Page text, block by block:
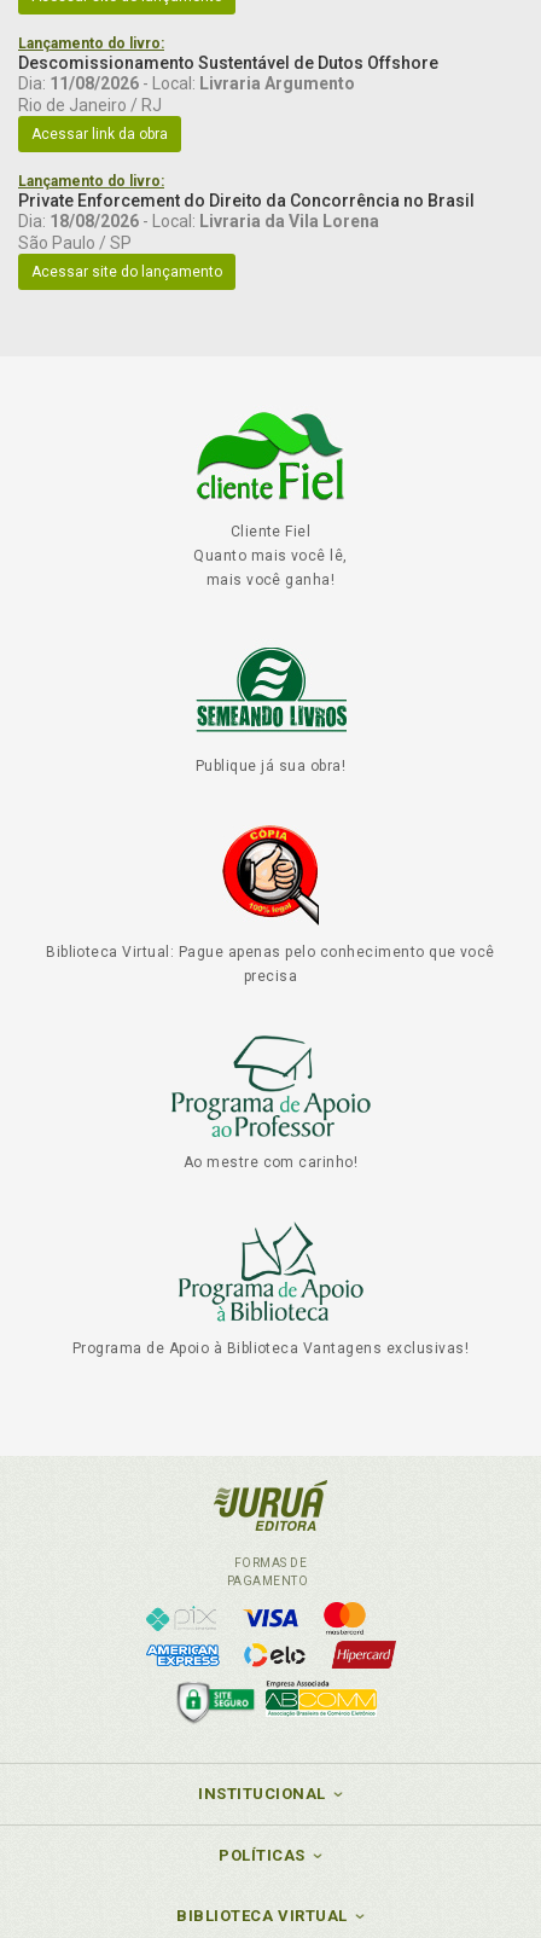
Lançamento do livro:
Descomissionamento Sustentável de Dutos Offshore
Dia: 11/08/2026 - Local: Livraria Argumento
Rio de Janeiro / RJ
Acessar link da obra
Lançamento do livro:
Private Enforcement do Direito da Concorrência no Brasil
Dia: 18/08/2026 - Local: Livraria da Vila Lorena
São Paulo / SP
Acessar site do lançamento
Cliente Fiel
Quanto mais você lê,
mais você ganha!
Publique já sua obra!
Biblioteca Virtual: Pague apenas pelo conhecimento que você
precisa
Ao mestre com carinho!
Programa de Apoio à Biblioteca Vantagens exclusivas!
FORMAS DE
PAGAMENTO
INSTITUCIONAL
POLÍTICAS
BIBLIOTECA VIRTUAL